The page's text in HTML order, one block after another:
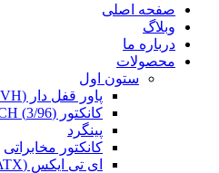
صفحه اصلی
وبلاگ
درباره ما
محصولات
ستون اول
پاور قفل دار (VH)
کانکتور (3/96) CH
پینگرد
کانکتور مخابراتی
ای تی ایکس (ATX)